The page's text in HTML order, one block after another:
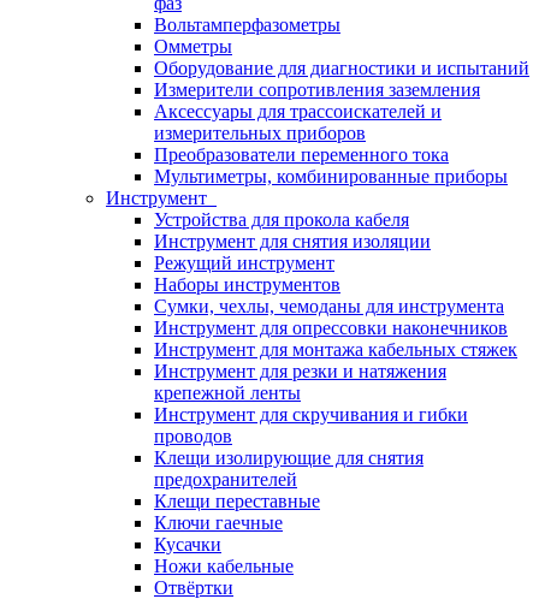
Вольтамперфазометры
Омметры
Оборудование для диагностики и испытаний
Измерители сопротивления заземления
Аксессуары для трассоискателей и
измерительных приборов
Преобразователи переменного тока
Мультиметры, комбинированные приборы
Инструмент
Устройства для прокола кабеля
Инструмент для снятия изоляции
Режущий инструмент
Наборы инструментов
Сумки, чехлы, чемоданы для инструмента
Инструмент для опрессовки наконечников
Инструмент для монтажа кабельных стяжек
Инструмент для резки и натяжения
крепежной ленты
Инструмент для скручивания и гибки
проводов
Клещи изолирующие для снятия
предохранителей
Клещи переставные
Ключи гаечные
Кусачки
Ножи кабельные
Отвёртки